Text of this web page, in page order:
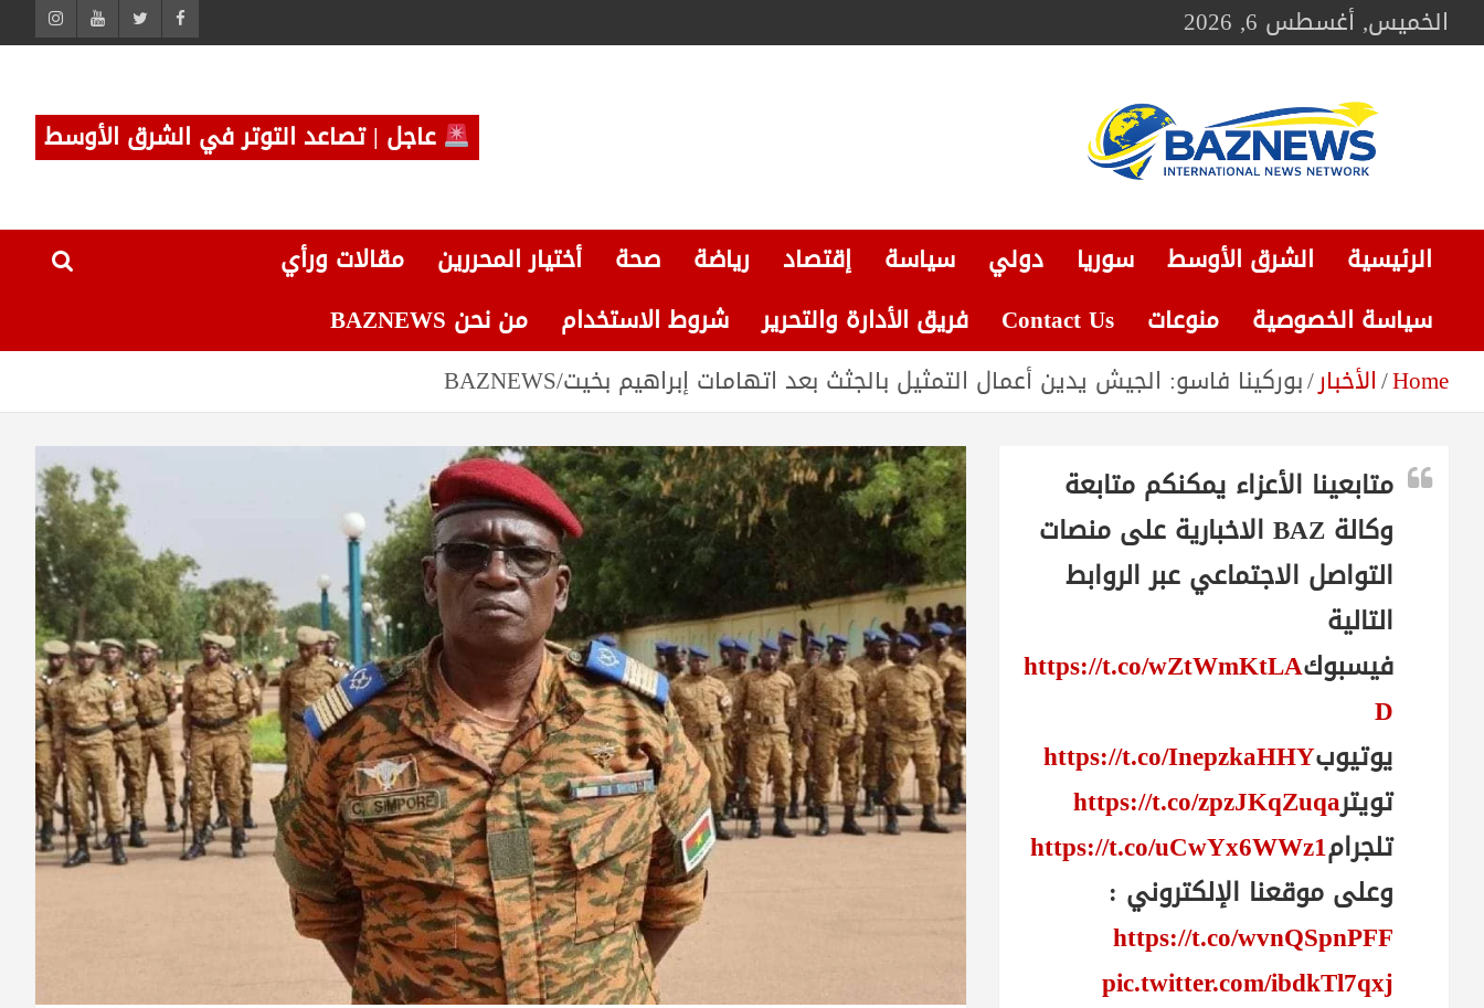
Skip
to الخميس, أغسطس 6, 2026
شبكة باز الإخبارية
عاجل | تصاعد التوتر في الشرق الأوسط
الرئيسية الشرق الأوسط سوريا دولي سياسة إقتصاد رياضة صحة أختيار المحررين
مقالات ورأي
سياسة الخصوصية
منوعات Contact Us فريق الأدارة والتحرير شروط الاستخدام
من نحن BAZNEWS
Home الأخبار بوركينا فاسو: الجيش يدين أعمال التمثيل بالجثث بعد اتهامات إبراهيم بخيت/BAZNEWS
متابعينا الأعزاء يمكنكم متابعة
وكالة BAZ الاخبارية على منصات
التواصل الاجتماعي عبر الروابط
التالية
فيسبوكhttps://t.co/wZtWmKtLA
D
يوتيوبhttps://t.co/InepzkaHHY
تويترhttps://t.co/zpzJKqZuqa
تلجرامhttps://t.co/uCwYx6WWz1
وعلى موقعنا الإلكتروني :
https://t.co/wvnQSpnPFF
pic.twitter.com/ibdkTl7qxj